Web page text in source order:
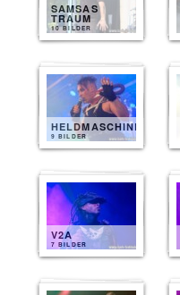
SAMSAS
TRAUM
10 BILDER
HELDMASCHINE
9 BILDER
V2A
7 BILDER